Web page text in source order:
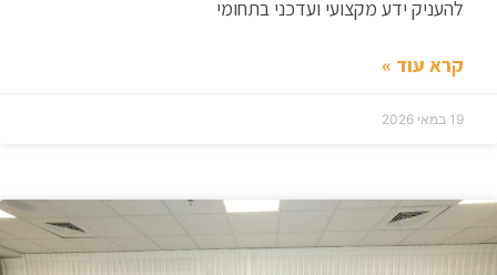
להעניק ידע מקצועי ועדכני בתחומי
קרא עוד »
19 במאי 2026